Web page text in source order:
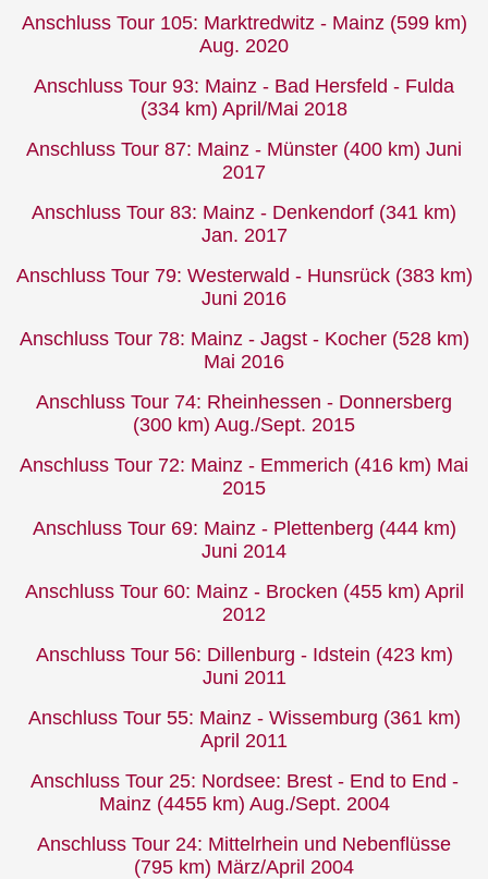
Anschluss Tour 105: Marktredwitz - Mainz (599 km)
Aug. 2020
Anschluss Tour 93: Mainz - Bad Hersfeld - Fulda
(334 km) April/Mai 2018
Anschluss Tour 87: Mainz - Münster (400 km) Juni
2017
Anschluss Tour 83: Mainz - Denkendorf (341 km)
Jan. 2017
Anschluss Tour 79: Westerwald - Hunsrück (383 km)
Juni 2016
Anschluss Tour 78: Mainz - Jagst - Kocher (528 km)
Mai 2016
Anschluss Tour 74: Rheinhessen - Donnersberg
(300 km) Aug./Sept. 2015
Anschluss Tour 72: Mainz - Emmerich (416 km) Mai
2015
Anschluss Tour 69: Mainz - Plettenberg (444 km)
Juni 2014
Anschluss Tour 60: Mainz - Brocken (455 km) April
2012
Anschluss Tour 56: Dillenburg - Idstein (423 km)
Juni 2011
Anschluss Tour 55: Mainz - Wissemburg (361 km)
April 2011
Anschluss Tour 25: Nordsee: Brest - End to End -
Mainz (4455 km) Aug./Sept. 2004
Anschluss Tour 24: Mittelrhein und Nebenflüsse
(795 km) März/April 2004